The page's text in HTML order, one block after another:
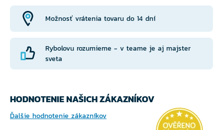
Možnosť vrátenia tovaru do 14 dní
Rybolovu rozumieme - v teame je aj majster
sveta
HODNOTENIE NAŠICH ZÁKAZNÍKOV
Ďalšie hodnotenie zákazníkov